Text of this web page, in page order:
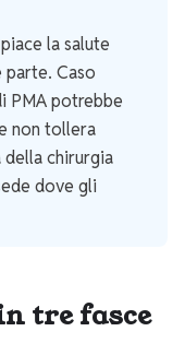
la salute
parte. Caso
PMA potrebbe
non tollera
della chirurgia
dove gli
tre fasce